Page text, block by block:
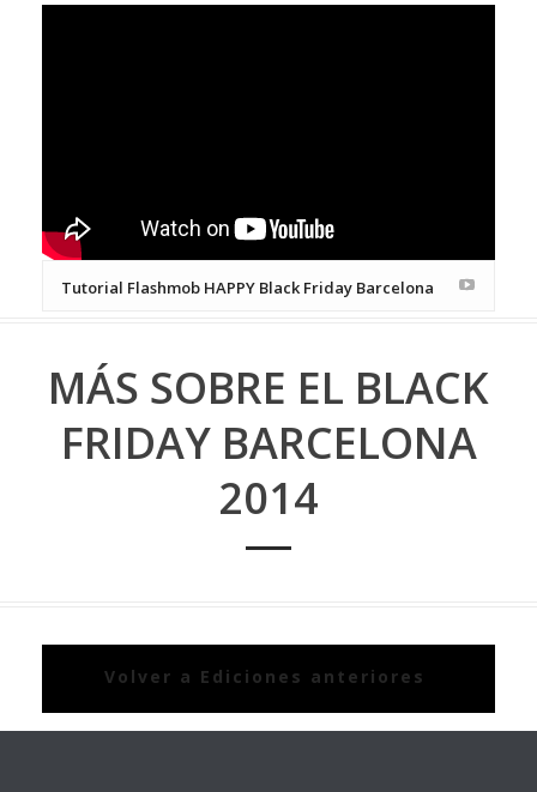
Tutorial Flashmob HAPPY Black Friday Barcelona
MÁS SOBRE EL BLACK
FRIDAY BARCELONA
2014
Volver a Ediciones anteriores